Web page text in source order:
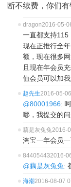
断不续费，你们
dragon2016-05-
一直都支持115
现在正推行全
额，现在很多
且现在年会员
值会员可以加
赵先生2016-05-
@80001966:
哪，我提交的
藕是灰兔兔2016-
淘宝一年会员
844054432016-
@藕是灰兔兔:
海潮2016-08-07